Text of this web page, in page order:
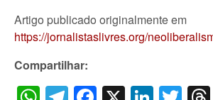
Artigo publicado originalmente em
https://jornalistaslivres.org/
Compartilhar: